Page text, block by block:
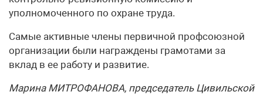
уполномоченного по охране труда.
Самые активные члены первичной профсоюзной
организации были награждены грамотами за
вклад в ее работу и развитие.
Марина МИТРОФАНОВА, председатель Цивильской